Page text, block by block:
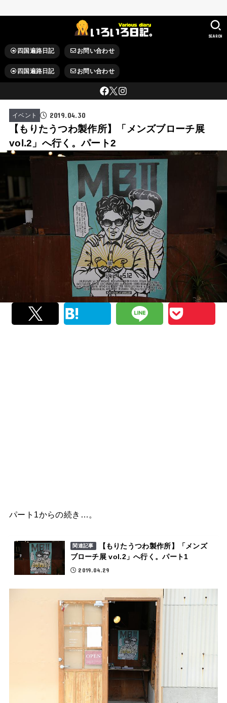
四国遍路日記 お問い合わせ
四国遍路日記 お問い合わせ
SEARCH
イベント 2019.04.30
【もりたうつわ製作所】「メンズブローチ展
vol.2」へ行く。パート2
パート1からの続き…。
関連記事
【もりたうつわ製作所】「メンズ
ブローチ展 vol.2」へ行く。パート1
2019.04.29